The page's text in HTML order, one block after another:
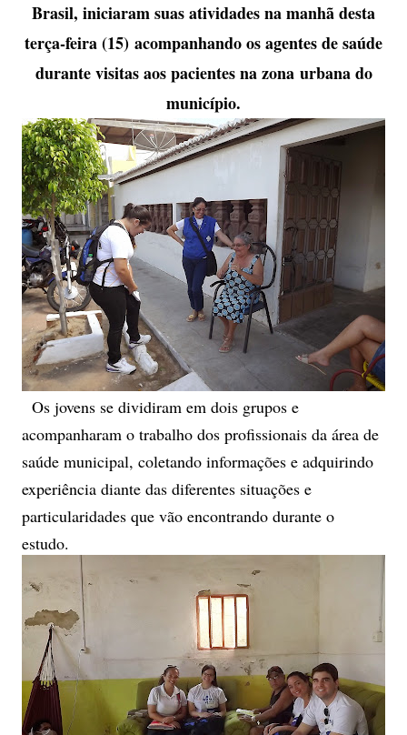
Brasil, iniciaram suas atividades na manhã desta
terça-feira (15) acompanhando os agentes de saúde
durante visitas aos pacientes na zona urbana do
município.
Os jovens se dividiram em dois grupos e
acompanharam o trabalho dos profissionais da área de
saúde municipal, coletando informações e adquirindo
experiência diante das diferentes situações e
particularidades que vão encontrando durante o
estudo.